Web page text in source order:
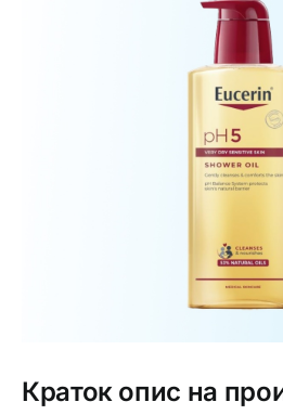
Медицински апрати
Краток опис на